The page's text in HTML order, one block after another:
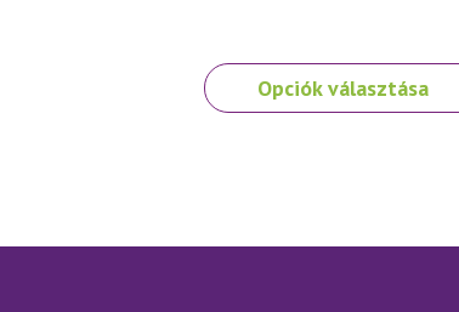
Opciók választása
Ennek
a
A